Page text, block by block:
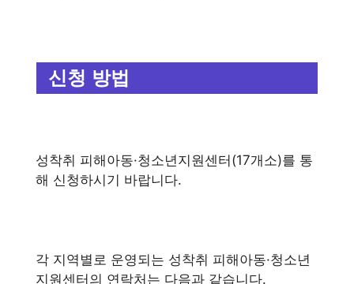
신청 방법
성착취 피해아동·청소년지원센터(17개소)를 통
해 신청하시기 바랍니다.
각 지역별로 운영되는 성착취 피해아동·청소년
지원센터의 연락처는 다음과 같습니다.